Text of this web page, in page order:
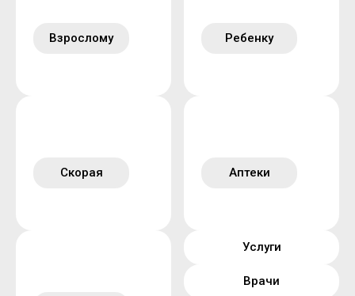
Взрослому Ребенку
Скорая Аптеки
Услуги
Врачи